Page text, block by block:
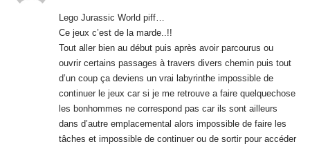
Lego Jurassic World piff…
Ce jeux c’est de la marde..!!
Tout aller bien au début puis après avoir parcourus ou
ouvrir certains passages à travers divers chemin puis tout
d’un coup ça deviens un vrai labyrinthe impossible de
continuer le jeux car si je me retrouve a faire quelquechose
les bonhommes ne correspond pas car ils sont ailleurs
dans d’autre emplacemental alors impossible de faire les
tâches et impossible de continuer ou de sortir pour accéder